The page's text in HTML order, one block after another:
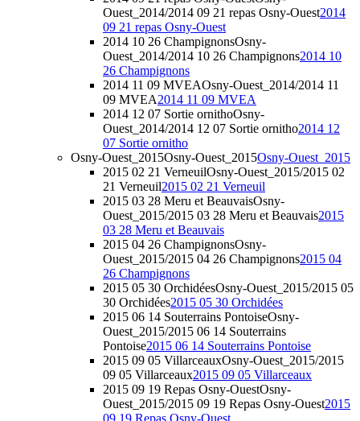
Ouest_2014/2014 09 21 repas Osny-Ouest2014
09 21 repas Osny-Ouest
2014 10 26 ChampignonsOsny-
Ouest_2014/2014 10 26 Champignons2014 10
26 Champignons
2014 11 09 MVEAOsny-Ouest_2014/2014 11
09 MVEA2014 11 09 MVEA
2014 12 07 Sortie ornithoOsny-
Ouest_2014/2014 12 07 Sortie ornitho2014 12
07 Sortie ornitho
Osny-Ouest_2015Osny-Ouest_2015Osny-Ouest_2015
2015 02 21 VerneuilOsny-Ouest_2015/2015 02
21 Verneuil2015 02 21 Verneuil
2015 03 28 Meru et BeauvaisOsny-
Ouest_2015/2015 03 28 Meru et Beauvais2015
03 28 Meru et Beauvais
2015 04 26 ChampignonsOsny-
Ouest_2015/2015 04 26 Champignons2015 04
26 Champignons
2015 05 30 OrchidéesOsny-Ouest_2015/2015 05
30 Orchidées2015 05 30 Orchidées
2015 06 14 Souterrains PontoiseOsny-
Ouest_2015/2015 06 14 Souterrains
Pontoise2015 06 14 Souterrains Pontoise
2015 09 05 VillarceauxOsny-Ouest_2015/2015
09 05 Villarceaux2015 09 05 Villarceaux
2015 09 19 Repas Osny-OuestOsny-
Ouest_2015/2015 09 19 Repas Osny-Ouest2015
09 19 Repas Osny-Ouest